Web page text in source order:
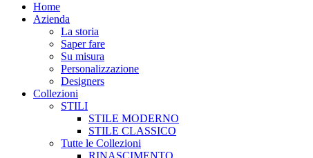
Home
Azienda
La storia
Saper fare
Su misura
Personalizzazione
Designers
Collezioni
STILI
STILE MODERNO
STILE CLASSICO
Tutte le Collezioni
RINASCIMENTO